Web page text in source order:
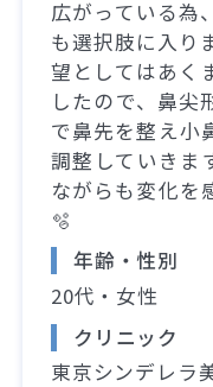
広がっている為
も選択肢に入り
望としてはあく
したので、鼻尖
で鼻先を整え小
調整していきま
ながらも変化を
🫧
年齢・性別
20代・女性
クリニック
東京シンデレラ